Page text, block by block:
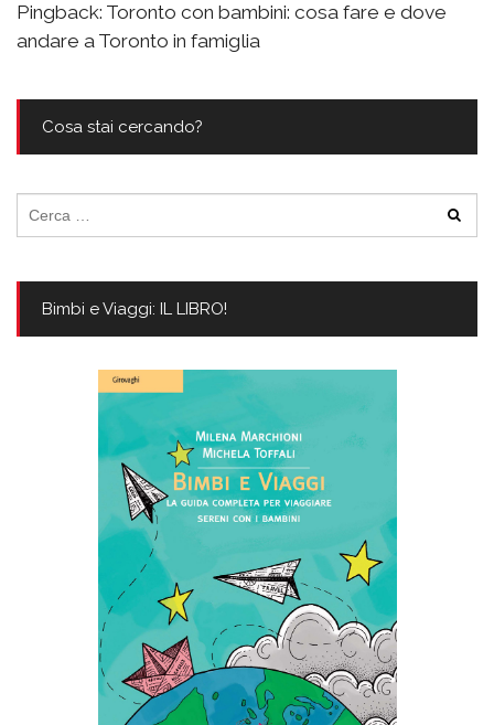
Pingback: Toronto con bambini: cosa fare e dove
andare a Toronto in famiglia
Cosa stai cercando?
per:
Bimbi e Viaggi: IL LIBRO!